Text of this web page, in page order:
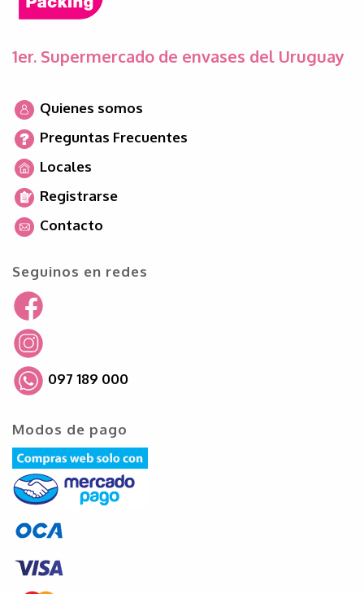
1er. Supermercado de envases del Uruguay
Quienes somos
Preguntas Frecuentes
Locales
Registrarse
Contacto
Seguinos en redes
097 189 000
Modos de pago